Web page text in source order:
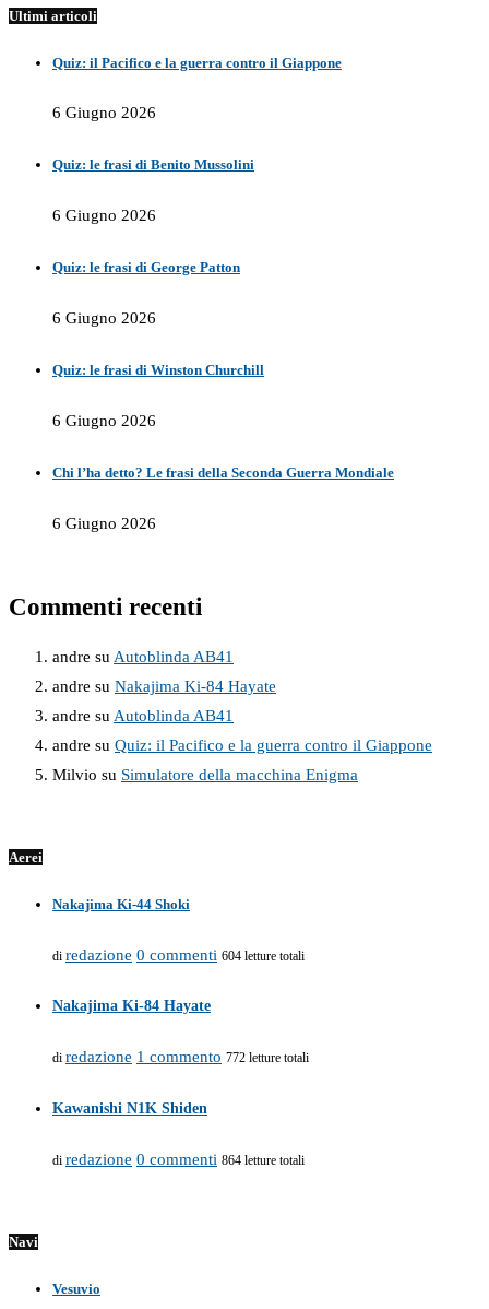
Ultimi articoli
Quiz: il Pacifico e la guerra contro il Giappone
6 Giugno 2026
Quiz: le frasi di Benito Mussolini
6 Giugno 2026
Quiz: le frasi di George Patton
6 Giugno 2026
Quiz: le frasi di Winston Churchill
6 Giugno 2026
Chi l’ha detto? Le frasi della Seconda Guerra Mondiale
6 Giugno 2026
Commenti recenti
andre su Autoblinda AB41
andre su Nakajima Ki-84 Hayate
andre su Autoblinda AB41
andre su Quiz: il Pacifico e la guerra contro il Giappone
Milvio su Simulatore della macchina Enigma
Aerei
Nakajima Ki-44 Shoki
di redazione 0 commenti 604 letture totali
Nakajima Ki-84 Hayate
di redazione 1 commento 772 letture totali
Kawanishi N1K Shiden
di redazione 0 commenti 864 letture totali
Navi
Vesuvio